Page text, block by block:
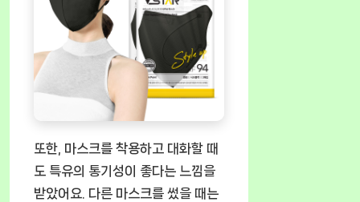
또한, 마스크를 착용하고 대화할 때
도 특유의 통기성이 좋다는 느낌을
받았어요. 다른 마스크를 썼을 때는